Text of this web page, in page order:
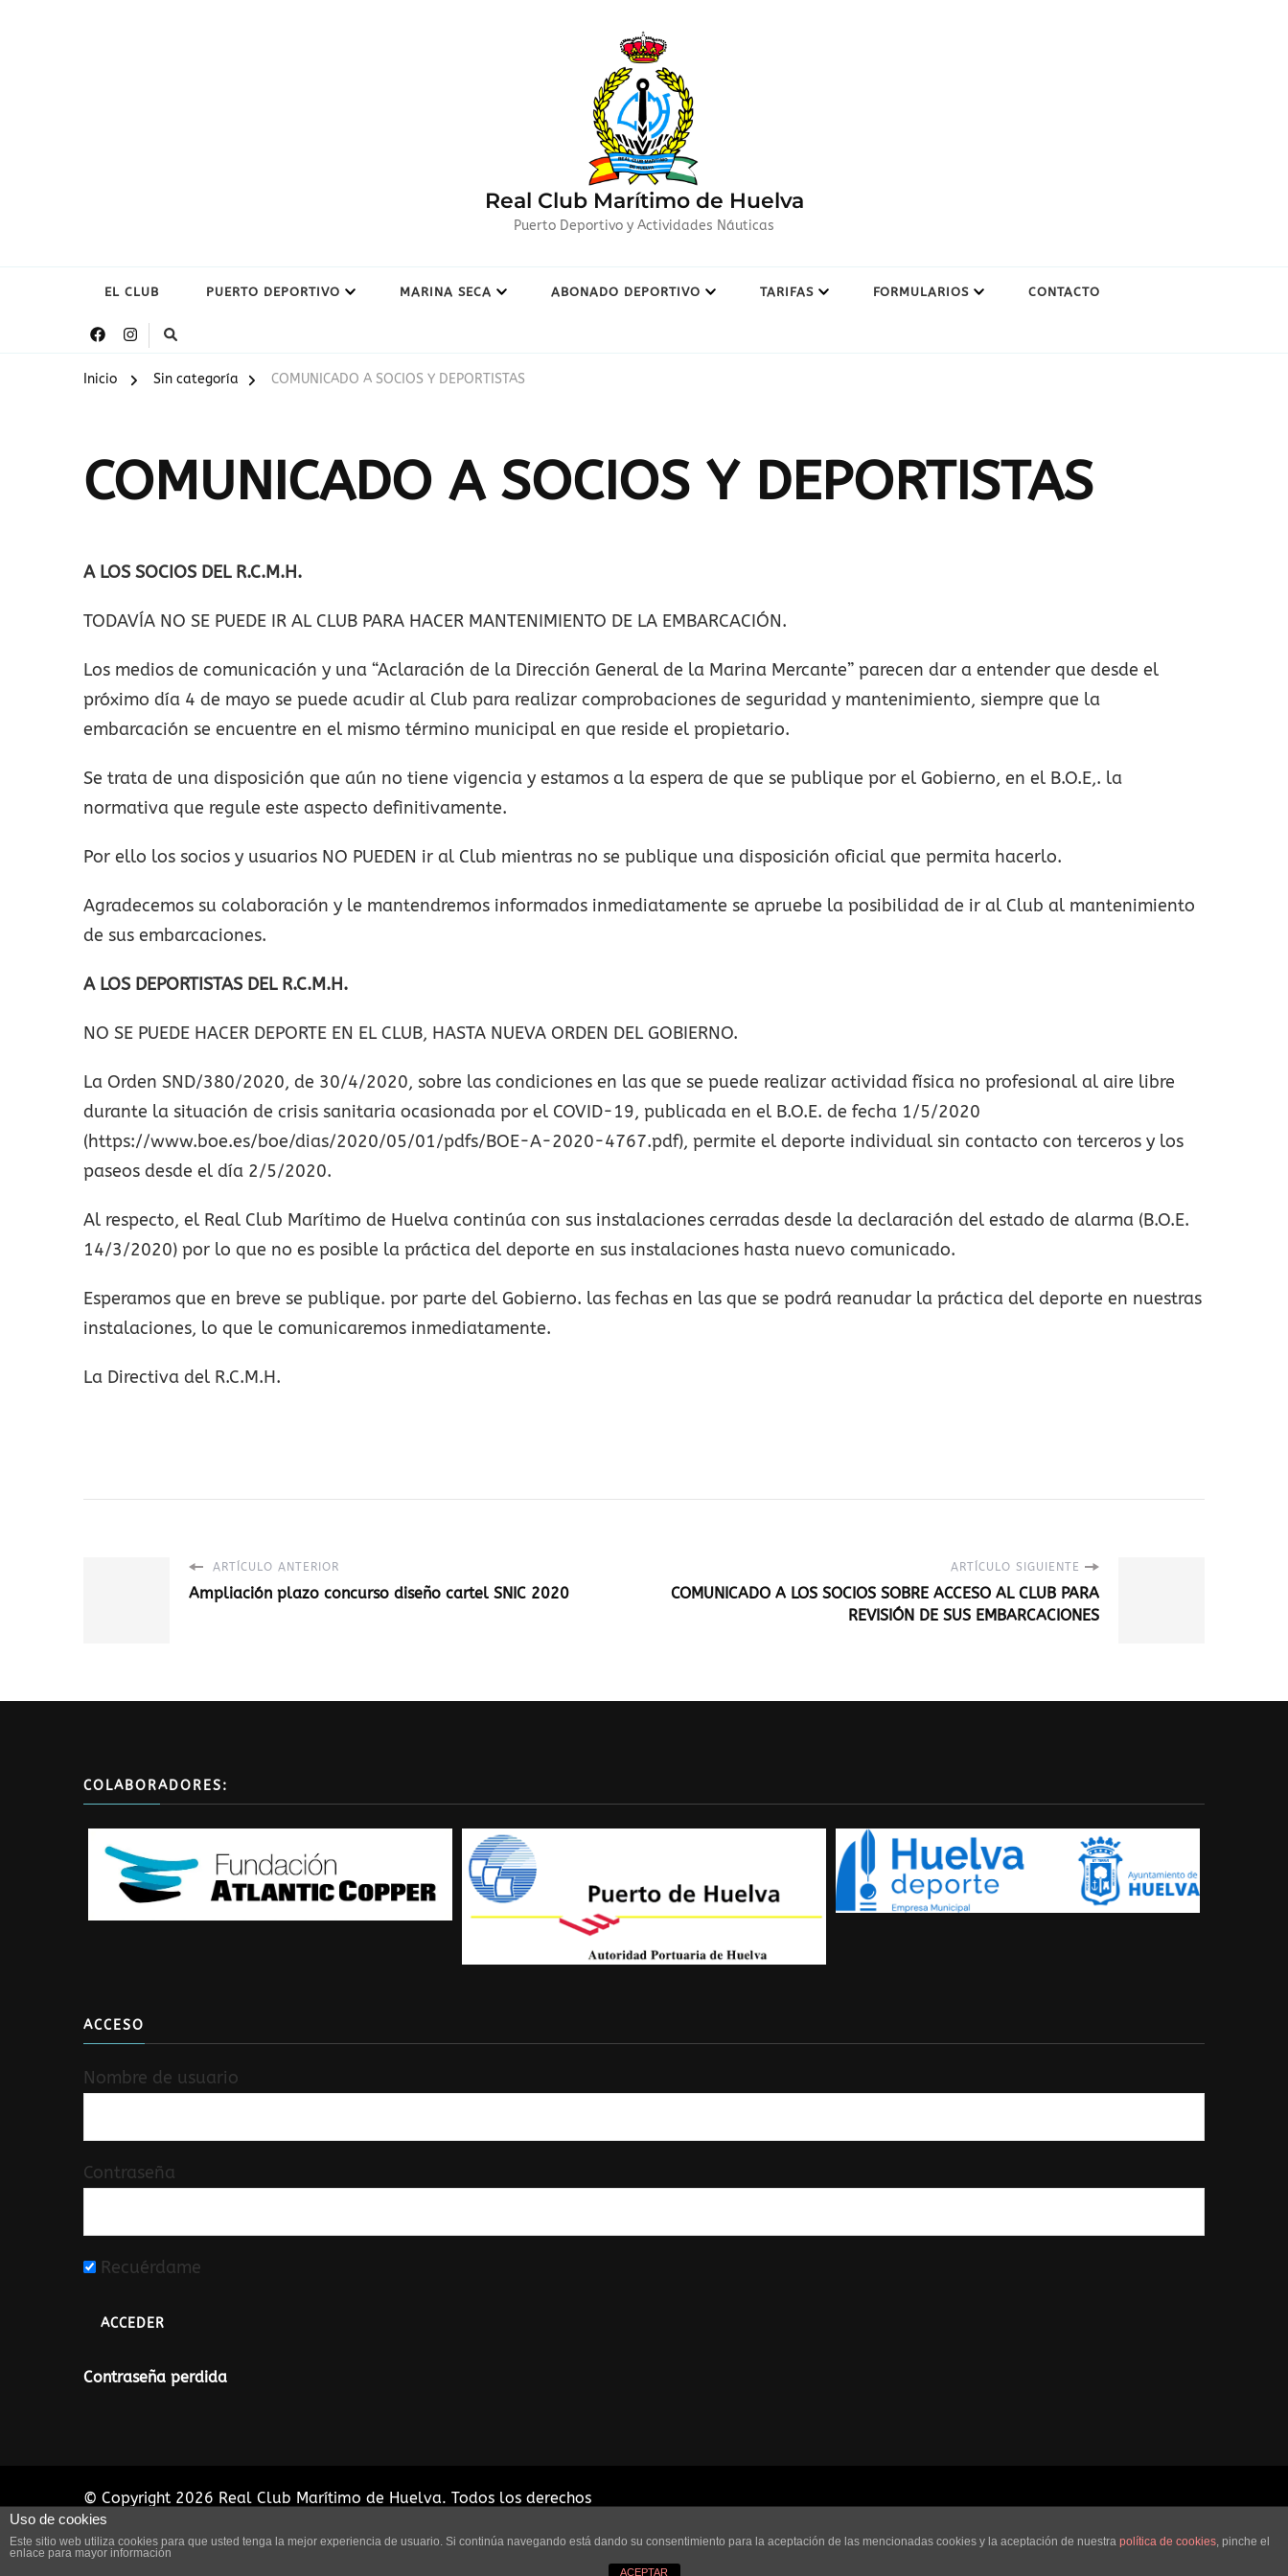
Real Club Marítimo de Huelva
Puerto Deportivo y Actividades Náuticas
EL CLUB PUERTO DEPORTIVO MARINA SECA ABONADO DEPORTIVO TARIFAS FORMULARIOS CONTACTO
Inicio Sin categoría COMUNICADO A SOCIOS Y DEPORTISTAS
COMUNICADO A SOCIOS Y DEPORTISTAS
A LOS SOCIOS DEL R.C.M.H.
TODAVÍA NO SE PUEDE IR AL CLUB PARA HACER MANTENIMIENTO DE LA EMBARCACIÓN.
Los medios de comunicación y una “Aclaración de la Dirección General de la Marina Mercante” parecen dar a entender que desde el
próximo día 4 de mayo se puede acudir al Club para realizar comprobaciones de seguridad y mantenimiento, siempre que la
embarcación se encuentre en el mismo término municipal en que reside el propietario.
Se trata de una disposición que aún no tiene vigencia y estamos a la espera de que se publique por el Gobierno, en el B.O.E,. la
normativa que regule este aspecto definitivamente.
Por ello los socios y usuarios NO PUEDEN ir al Club mientras no se publique una disposición oficial que permita hacerlo.
Agradecemos su colaboración y le mantendremos informados inmediatamente se apruebe la posibilidad de ir al Club al mantenimiento
de sus embarcaciones.
A LOS DEPORTISTAS DEL R.C.M.H.
NO SE PUEDE HACER DEPORTE EN EL CLUB, HASTA NUEVA ORDEN DEL GOBIERNO.
La Orden SND/380/2020, de 30/4/2020, sobre las condiciones en las que se puede realizar actividad física no profesional al aire libre
durante la situación de crisis sanitaria ocasionada por el COVID-19, publicada en el B.O.E. de fecha 1/5/2020
(https://www.boe.es/boe/dias/2020/05/01/pdfs/BOE-A-2020-4767.pdf), permite el deporte individual sin contacto con terceros y los
paseos desde el día 2/5/2020.
Al respecto, el Real Club Marítimo de Huelva continúa con sus instalaciones cerradas desde la declaración del estado de alarma (B.O.E.
14/3/2020) por lo que no es posible la práctica del deporte en sus instalaciones hasta nuevo comunicado.
Esperamos que en breve se publique. por parte del Gobierno. las fechas en las que se podrá reanudar la práctica del deporte en nuestras
instalaciones, lo que le comunicaremos inmediatamente.
La Directiva del R.C.M.H.
ARTÍCULO ANTERIOR
Ampliación plazo concurso diseño cartel SNIC 2020
ARTÍCULO SIGUIENTE
COMUNICADO A LOS SOCIOS SOBRE ACCESO AL CLUB PARA
REVISIÓN DE SUS EMBARCACIONES
COLABORADORES:
ACCESO
Nombre de usuario
Contraseña
Recuérdame
Contraseña perdida
© Copyright 2026 Real Club Marítimo de Huelva. Todos los derechos
reservados. Travel Voyage | Desarrollado por
WordPress.LPD
Uso de cookies
Este sitio web utiliza cookies para que usted tenga la mejor experiencia de usuario. Si continúa navegando está dando su consentimiento para la aceptación de las mencionadas cookies y la aceptación de nuestra política de cookies, pinche el
enlace para mayor información
ACEPTAR